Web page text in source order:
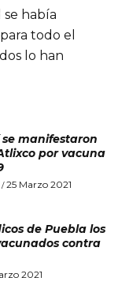
se había
todo el
lo han
se manifestaron
por vacuna
25 Marzo 2021
de Puebla los
contra
2021